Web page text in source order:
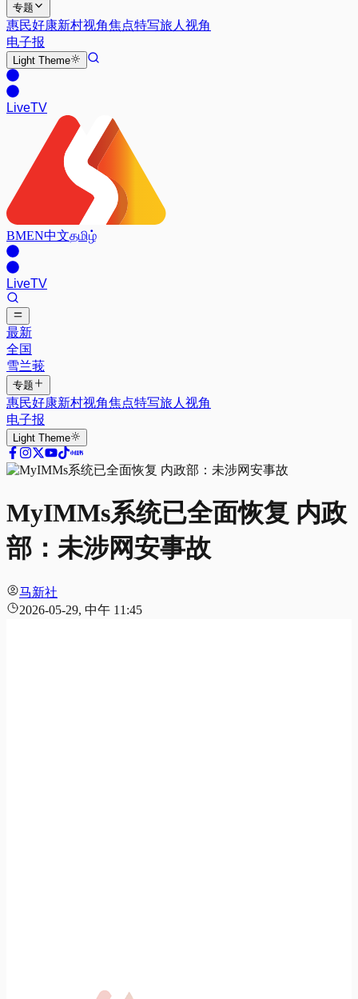
专题
惠民好康新村视角焦点特写旅人视角
电子报
Light Theme
LiveTV
BMEN中文தமிழ்
LiveTV
最新
全国
雪兰莪
专题
惠民好康新村视角焦点特写旅人视角
电子报
Light Theme
MyIMMs系统已全面恢复 内政
部：未涉网安事故
马新社
2026-05-29, 中午 11:45